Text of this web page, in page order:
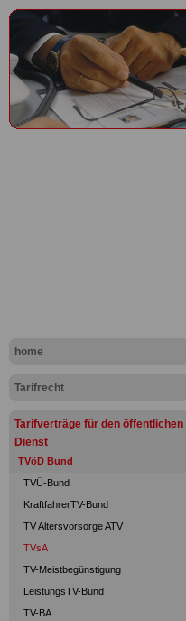
home
Tarifrecht
Tarifverträge für den öffentlichen
Dienst
TVöD Bund
TVÜ-Bund
KraftfahrerTV-Bund
TV Altersvorsorge ATV
TVsA
TV-Meistbegünstigung
LeistungsTV-Bund
TV-BA